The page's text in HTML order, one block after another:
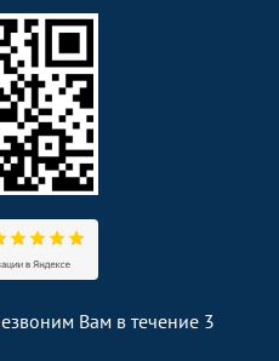
Вам в течение 3